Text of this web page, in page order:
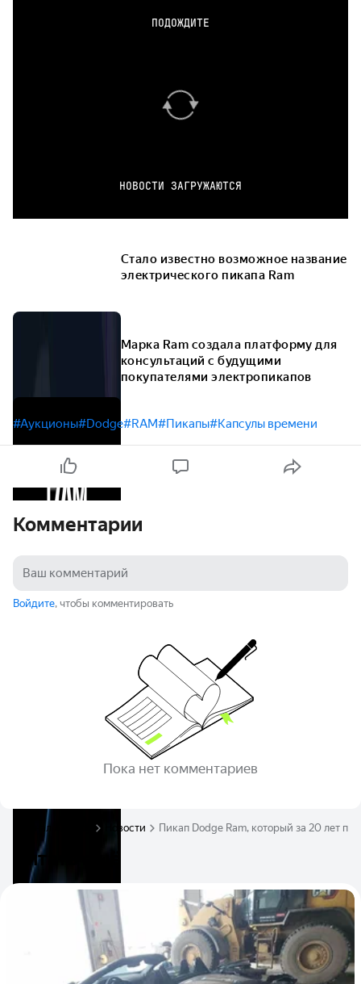
ПОДОЖДИТЕ
НОВОСТИ ЗАГРУЖАЮТСЯ
Стало известно возможное название
электрического пикапа Ram
Марка Ram создала платформу для
консультаций с будущими
покупателями электропикапов
#Аукционы#Dodge#RAM#Пикапы#Капсулы времени
Комментарии
Войдите, чтобы комментировать
Пока нет комментариев
Журнал Авто.ру Новости Пикап Dodge Ram, который за 20 лет
Читать ещё